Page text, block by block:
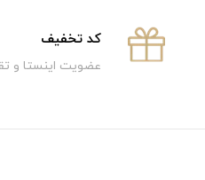
كد تخفيف
عضویت اینستا و